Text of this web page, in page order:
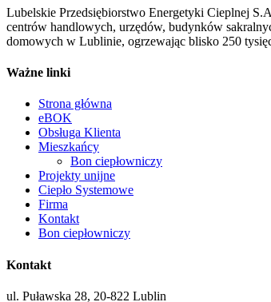
Lubelskie Przedsiębiorstwo Energetyki Cieplnej
centrów handlowych, urzędów, budynków
domowych w Lublinie, ogrzewając blisko 250
Ważne linki
Strona główna
eBOK
Obsługa Klienta
Mieszkańcy
Bon ciepłowniczy
Projekty unijne
Ciepło Systemowe
Firma
Kontakt
Bon ciepłowniczy
Kontakt
ul. Puławska 28, 20-822 Lublin